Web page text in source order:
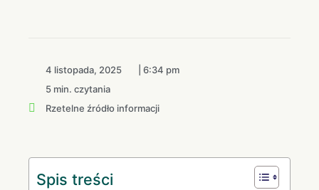
4 listopada, 2025
6:34 pm
5 min. czytania
Rzetelne źródło informacji
Spis treści